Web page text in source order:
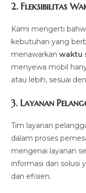
2.Fleksibilitas
Kami mengerti
kebutuhan yang
menawarkanwaktu
menyewa mobil
atau lebih, sesuai
3.Layanan
Tim layanan
dalam proses
mengenai layanan
informasi dan solusi
dan efisien.